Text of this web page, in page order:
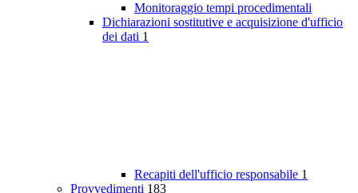
Monitoraggio tempi procedimentali
Dichiarazioni sostitutive e acquisizione d'ufficio
dei dati 1
Recapiti dell'ufficio responsabile 1
Provvedimenti 183